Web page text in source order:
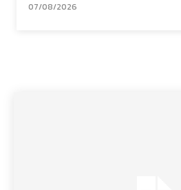
07/08/2026